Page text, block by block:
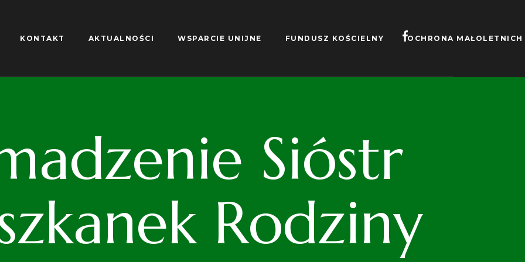
KONTAKT AKTUALNOŚCI WSPARCIE UNIJNE FUNDUSZ KOŚCIELNY OCHRONA MAŁOLETNICH
Sióstr
Rodziny